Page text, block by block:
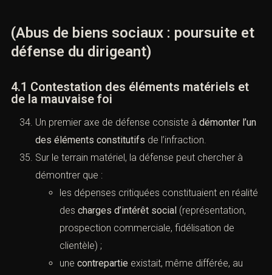
(Abus de biens sociaux : poursuite et
défense du dirigeant)
4.1 Contestation des éléments matériels et
de la mauvaise foi
Un premier axe de défense consiste à démonter l’un
des éléments constitutifs de l’infraction.
Sur le terrain matériel, la défense peut chercher à
démontrer que :
les dépenses critiquées constituaient en réalité
des charges d’intérêt social (représentation,
prospection commerciale, fidélisation de
clientèle) ;
une contrepartie existait, même différée, au